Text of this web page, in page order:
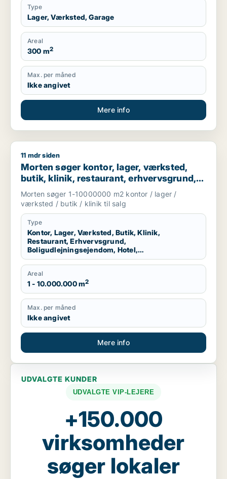
Type
Lager, Værksted, Garage
Areal
300 m2
Max. per måned
Ikke angivet
Mere info
Morten søger kontor, lager, værksted, butik, klinik,
11 mdr siden
Morten søger kontor, lager, værksted,
butik, klinik, restaurant, erhvervsgrund,
boligudlejningsejendom, hotel eller
produktionslokaler til salg i Region
Nordjylland
Morten søger 1-10000000 m2 kontor / lager /
værksted / butik / klinik til salg
Type
Kontor, Lager, Værksted, Butik, Klinik,
Restaurant, Erhvervsgrund,
Boligudlejningsejendom, Hotel,
Produktionslokaler
Areal
1 - 10.000.000 m2
Max. per måned
Ikke angivet
Mere info
UDVALGTE KUNDER
UDVALGTE VIP-LEJERE
+150.000
virksomheder
søger lokaler